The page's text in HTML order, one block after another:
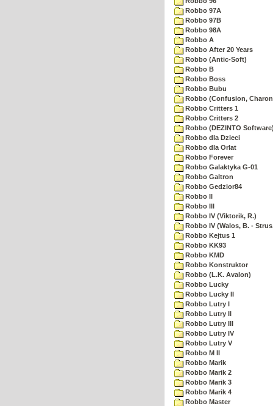
Robbo 97A
Robbo 97B
Robbo 98A
Robbo A
Robbo After 20 Years
Robbo (Antic-Soft)
Robbo B
Robbo Boss
Robbo Bubu
Robbo (Confusion,
Robbo Critters 1
Robbo Critters 2
Robbo (DEZINTO
Robbo dla Dzieci
Robbo dla Orlat
Robbo Forever
Robbo Galaktyka G-01
Robbo Galtron
Robbo Gedzior84
Robbo II
Robbo III
Robbo IV (Viktorik, R.)
Robbo IV (Walos, B. -
Robbo Kejtus 1
Robbo KK93
Robbo KMD
Robbo Konstruktor
Robbo (L.K. Avalon)
Robbo Lucky
Robbo Lucky II
Robbo Lutry I
Robbo Lutry II
Robbo Lutry III
Robbo Lutry IV
Robbo Lutry V
Robbo M II
Robbo Marik
Robbo Marik 2
Robbo Marik 3
Robbo Marik 4
Robbo Master